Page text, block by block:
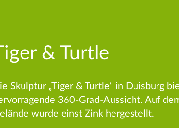
& Turtle
Skulptur „Tiger & Turtle“ in Duisburg
360-Grad-Aussicht. Auf
wurde einst Zink hergestellt.